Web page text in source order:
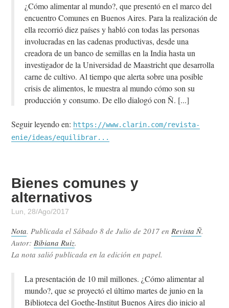
¿Cómo alimentar al mundo?, que presentó en el marco del
encuentro Comunes en Buenos Aires. Para la realización de
ella recorrió diez países y habló con todas las personas
involucradas en las cadenas productivas, desde una
creadora de un banco de semillas en la India hasta un
investigador de la Universidad de Maastricht que desarrolla
carne de cultivo. Al tiempo que alerta sobre una posible
crisis de alimentos, le muestra al mundo cómo son su
producción y consumo. De ello dialogó con Ñ.
Seguir leyendo en: https://www.clarin.com/revista-
enie/ideas/equilibrar...
Bienes comunes y
alternativos
Lun, 28/Ago/2017
Nota. Publicada elSábado 8 de Julio de 2017 enRevista Ñ.
Autor:Bibiana Ruiz.
La nota salió publicada en la edición en papel.
La presentación de 10 mil millones. ¿Cómo alimentar al
mundo?, que se proyectó el último martes de junio en la
Biblioteca del Goethe-Institut Buenos Aires dio inicio al